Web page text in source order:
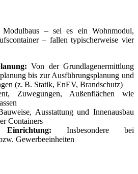
– sei es ein Wohnmodul,
– fallen typischerweise vier
Von der Grundlagenermittlung
bis zur Ausführungsplanung und
(z. B. Statik, EnEV, Brandschutz)
Zuwegungen, Außenflächen wie
Ausstattung und Innenausbau
Containers
Insbesondere bei
Gewerbeeinheiten